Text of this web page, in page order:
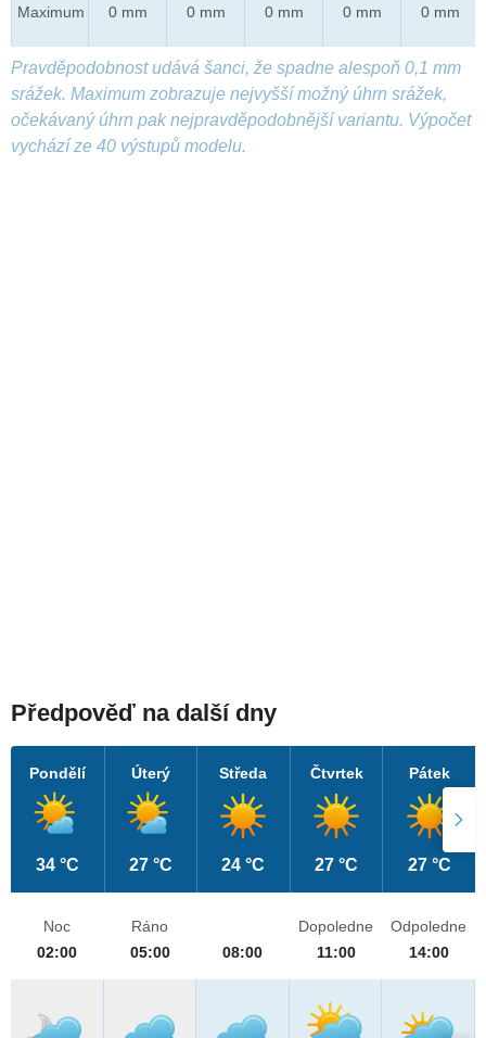
Maximum 0 mm 0 mm 0 mm 0 mm 0 mm
Pravděpodobnost udává šanci, že spadne alespoň 0,1 mm
srážek. Maximum zobrazuje nejvyšší možný úhrn srážek,
očekávaný úhrn pak nejpravděpodobnější variantu. Výpočet
vychází ze 40 výstupů modelu.
Předpověď na další dny
Pondělí
34 °C
Úterý
27 °C
Středa
24 °C
Čtvrtek
27 °C
Pátek
27 °C
Noc
02:00
Ráno
05:00
08:00
Dopoledne
11:00
Odpoledne
14:00